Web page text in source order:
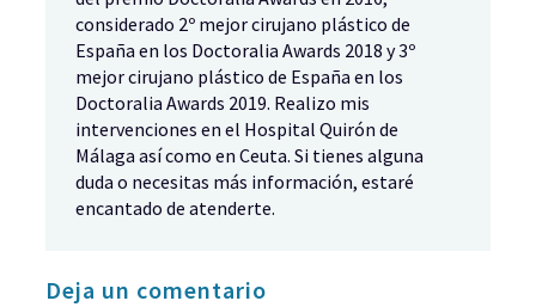
considerado 2º mejor cirujano plástico de
España en los Doctoralia Awards 2018 y 3º
mejor cirujano plástico de España en los
Doctoralia Awards 2019. Realizo mis
intervenciones en el Hospital Quirón de
Málaga así como en Ceuta. Si tienes alguna
duda o necesitas más información, estaré
encantado de atenderte.
Deja un comentario